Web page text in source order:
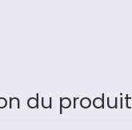
du produit